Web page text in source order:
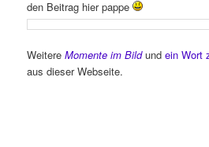
den Beitrag hier pappe
WeitereMomente im Bildundein Wort
aus dieser Webseite.